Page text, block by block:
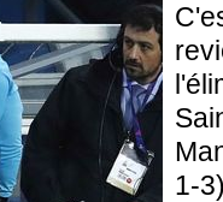
1-